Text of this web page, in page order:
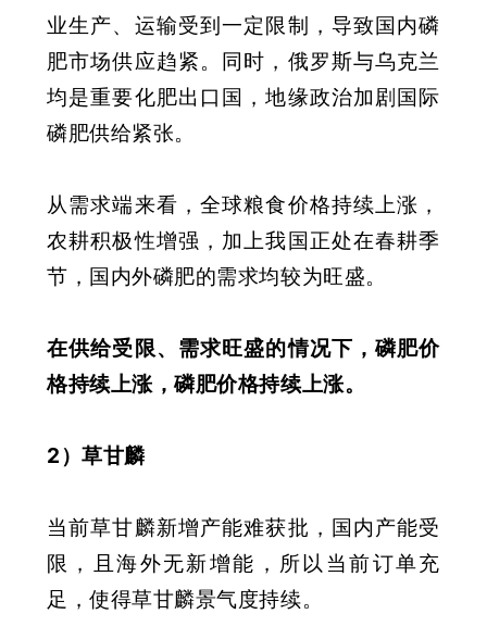
业生产、运输受到一定限制，导致国内磷
肥市场供应趋紧。同时，俄罗斯与乌克兰
均是重要化肥出口国，地缘政治加剧国际
磷肥供给紧张。
从需求端来看，全球粮食价格持续上涨，
农耕积极性增强，加上我国正处在春耕季
节，国内外磷肥的需求均较为旺盛。
在供给受限、需求旺盛的情况下，磷肥价
格持续上涨，磷肥价格持续上涨。
2）草甘麟
当前草甘麟新增产能难获批，国内产能受
限，且海外无新增能，所以当前订单充
足，使得草甘麟景气度持续。